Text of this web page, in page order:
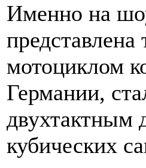
Именно на
мотоциклом
Германии,
двухтактным
кубических